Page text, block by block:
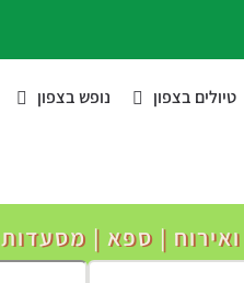
טיולים בצפון נופש בצפון
| ספא | מסעדות